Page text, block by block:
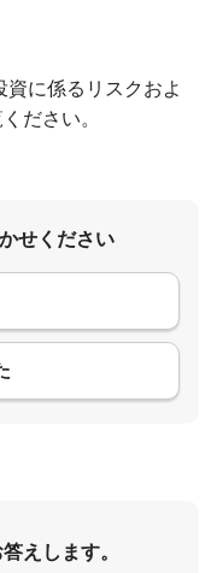
に係るリスクおよ
ださい。
せください
えします。